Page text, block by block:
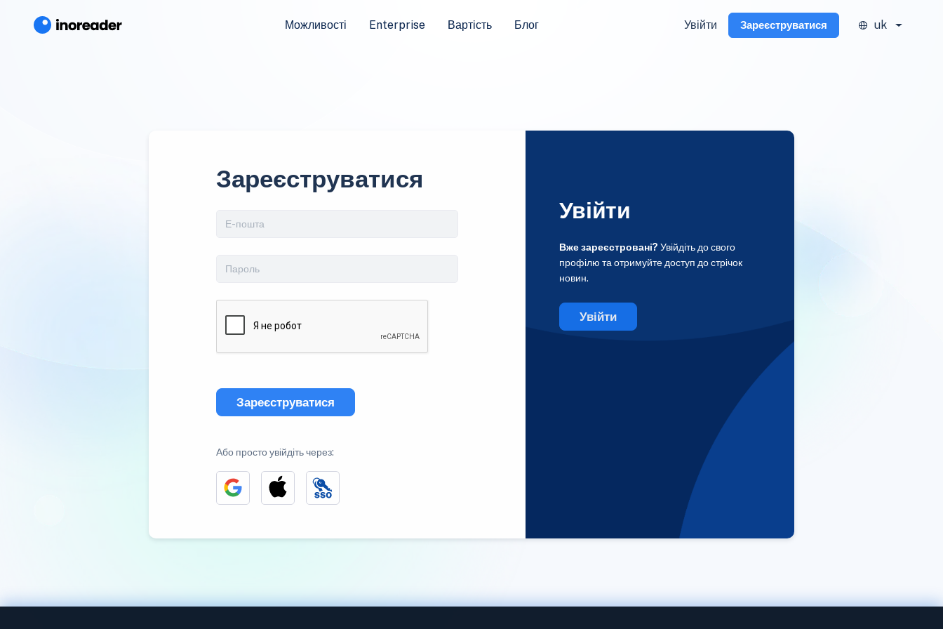
Можливості Enterprise Вартість Блог Увійти Зареєструватися uk
Зареєструватися
Зареєструватися
Або просто увійдіть через:
Увійти
Вже зареєстровані? Увійдіть до свого
профілю та отримуйте доступ до стрічок
новин.
Увійти